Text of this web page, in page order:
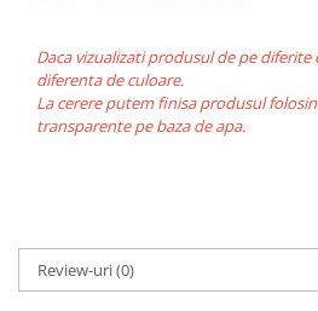
Daca vizualizati produsul de pe
diferenta de culoare.
La cerere putem finisa produsul
transparente pe baza de apa.
Review-uri(0)